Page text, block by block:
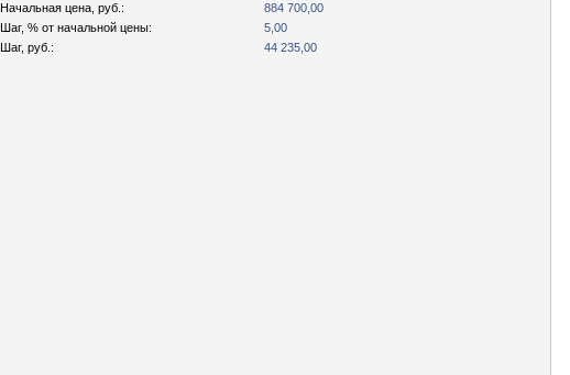
Начальная цена, руб.:
884 700,00
Шаг, % от начальной цены:
5,00
Шаг, руб.: 44 235,00